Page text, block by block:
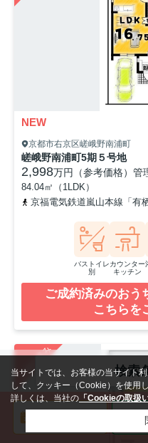
NEW
京都市右京区嵯峨野南浦町
嵯峨野南浦町5期５号地
2,998万円（参考価格） 管
84.04㎡（1LDK）
京福電気鉄道嵐山本線「有
バストイレ
別
カウンター
キッチン
ご成約済みのおう
こちらを
ご成約済み 検索
当サイトでは、お客様の当サイト
して、クッキー（Cookie）を使用し
詳しくは、当社の 「Cookieの取扱